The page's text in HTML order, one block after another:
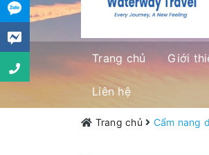
Trang chủ Giới
Liên hệ
Trang chủ Cẩm nang